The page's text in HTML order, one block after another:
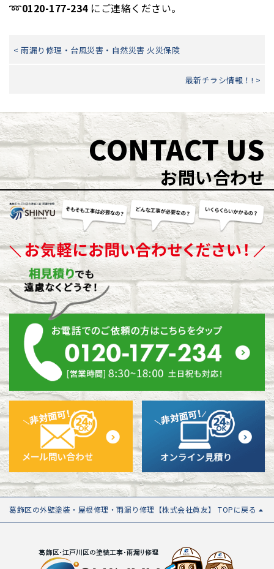
➿0120-177-234にご連絡ください。
< 雨漏り修理・台風災害・自然災害 火災保険
最新チラシ情報！! >
CONTACT US
お問い合わせ
葛飾区の外壁塗装・屋根修理・雨漏り修理【株式会社眞友】 TOPに戻る